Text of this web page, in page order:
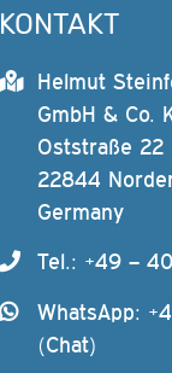
KONTAKT
Helmut
GmbH & Co.
Oststraße 22
22844
Germany
Tel.: +49 –
WhatsApp:
(Chat)